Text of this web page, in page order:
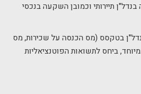
תיירותי וכמובן השקעה בנכסי
בטקסס (מס הכנסה על שכירות, מס
ביחס לתשואות הפוטנציאליות